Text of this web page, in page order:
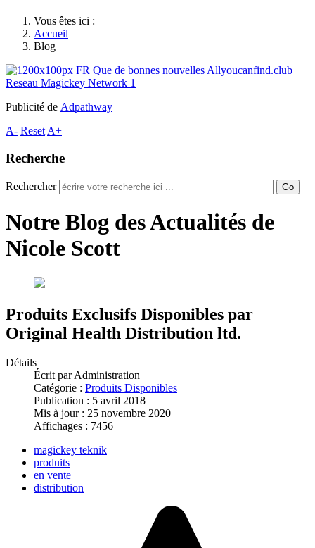
Vous êtes ici :
Accueil
Blog
Publicité de Adpathway
A- Reset A+
Recherche
Rechercher Go
Notre Blog des Actualités de
Nicole Scott
Produits Exclusifs Disponibles par
Original Health Distribution ltd.
Détails
Écrit parAdministration
Catégorie : Produits Disponibles
Publication : 5 avril 2018
Mis à jour : 25 novembre 2020
Affichages : 7456
magickey teknik
produits
en vente
distribution